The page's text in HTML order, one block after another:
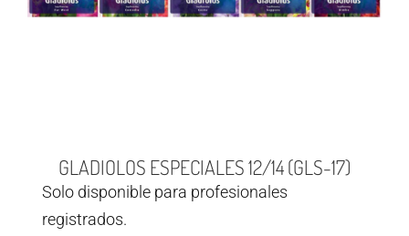
GLADIOLOS ESPECIALES 12/14 (GLS-17)
Solo disponible para profesionales
registrados.